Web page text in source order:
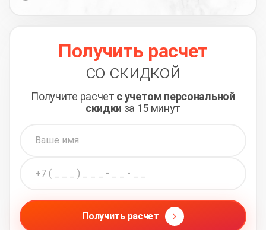
Получить расчет
со скидкой
Получите расчет с учетом персональной
скидки за 15 минут
Получить расчет